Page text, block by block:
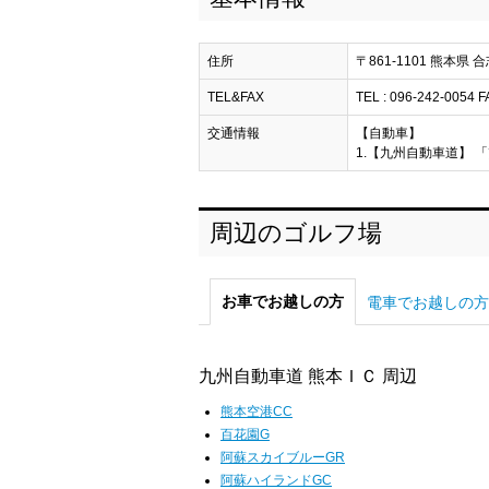
住所 〒861-1101 熊本県
TEL&FAX TEL : 096-242-0054
交通情報
【自動車】
1.【九州自動車道】
周辺のゴルフ場
お車でお越しの方 電車でお越しの方
九州自動車道 熊本ＩＣ 周辺
熊本空港CC
百花園G
阿蘇スカイブルーGR
阿蘇ハイランドGC